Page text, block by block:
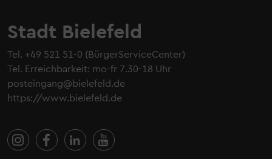
Stadt Bielefeld
Tel. +49 521 51-0 (BürgerServiceCenter)
Tel. Erreichbarkeit: mo-fr 7.30-18 Uhr
posteingang@bielefeld.de
https://www.bielefeld.de